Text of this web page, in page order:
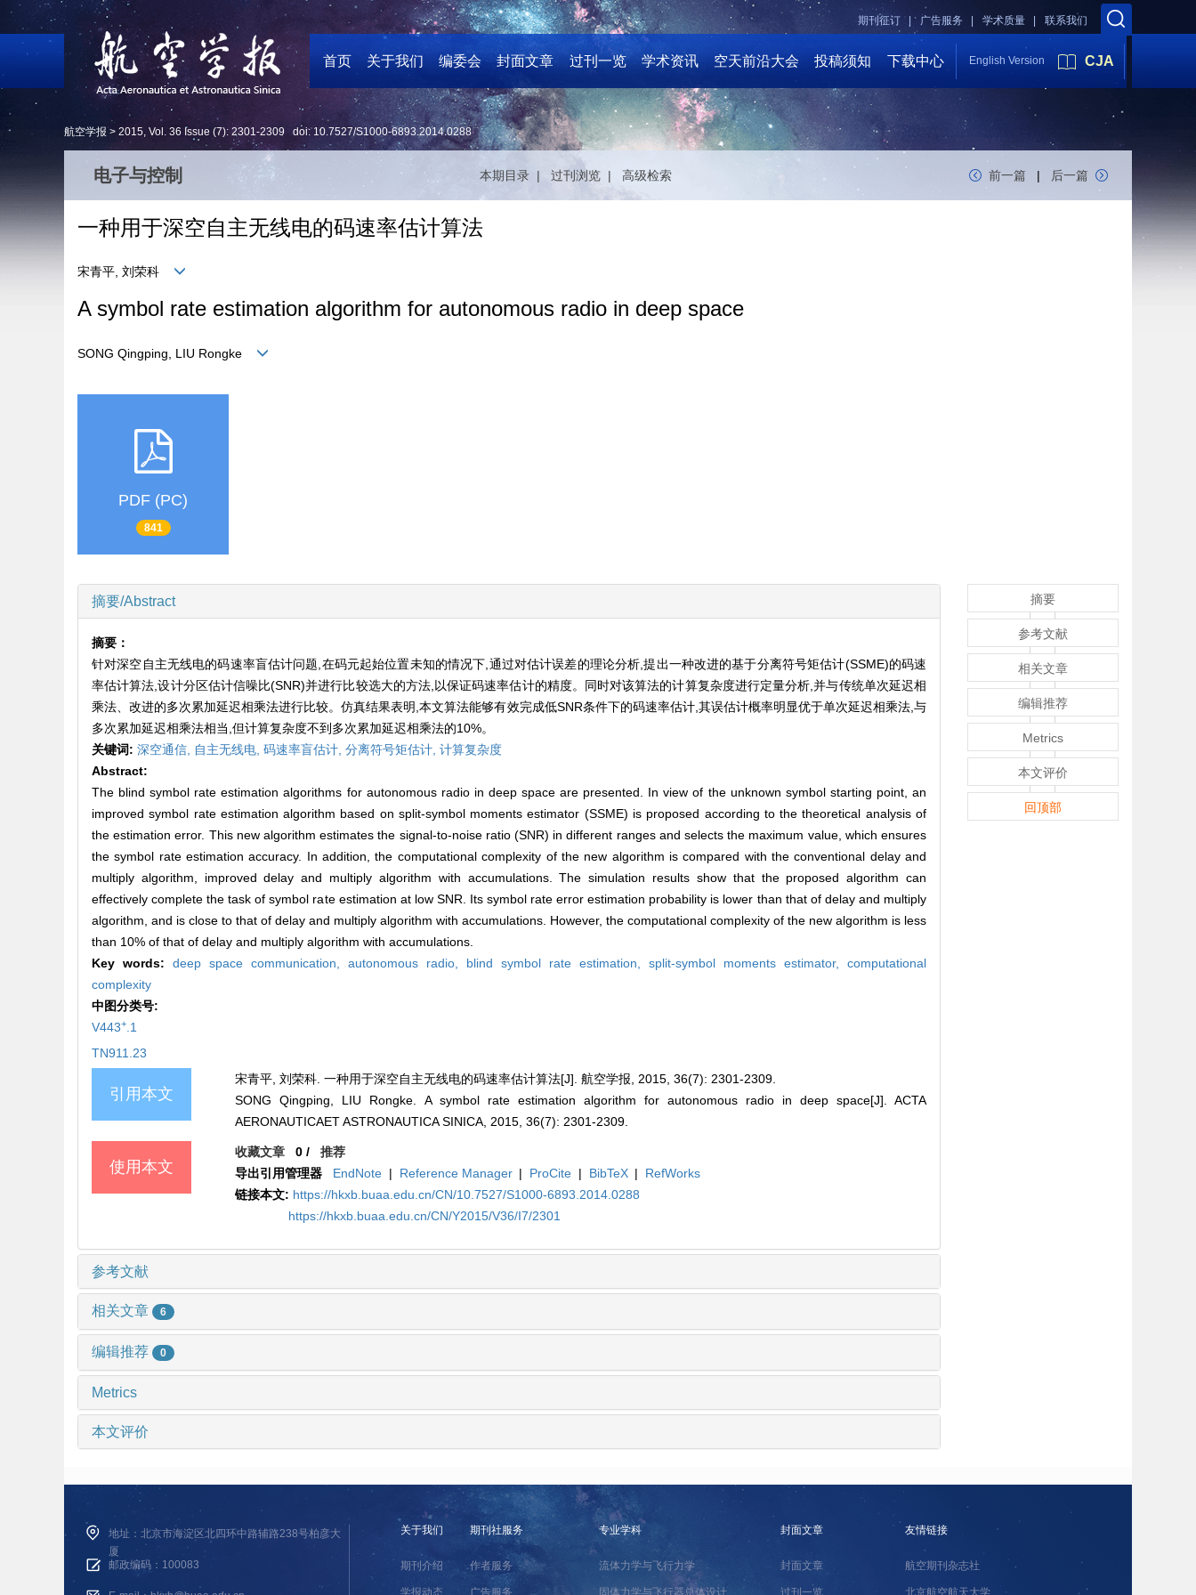
联系我们
学术质量 |
广告服务 |
期刊征订 |
首页 关于我们 编委会 封面文章 过刊一览 学术资讯 空天前沿大会 投稿须知 下载中心 English Version CJA
航空学报 > 2015, Vol. 36 Issue (7): 2301-2309 doi:10.7527/S1000-6893.2014.0288
电子与控制 本期目录 | 过刊浏览 | 高级检索 前一篇 | 后一篇
一种用于深空自主无线电的码速率估计算法
宋青平, 刘荣科
A symbol rate estimation algorithm for autonomous radio in deep space
SONG Qingping, LIU Rongke
PDF (PC)
841
摘要/Abstract
摘要：
针对深空自主无线电的码速率盲估计问题,在码元起始位置未知的情况下,通过对估计误差的理论分析,提出一种改进的基于分离符号矩估计(SSME)的码速
率估计算法,设计分区估计信噪比(SNR)并进行比较选大的方法,以保证码速率估计的精度。同时对该算法的计算复杂度进行定量分析,并与传统单次延迟相
乘法、改进的多次累加延迟相乘法进行比较。仿真结果表明,本文算法能够有效完成低SNR条件下的码速率估计,其误估计概率明显优于单次延迟相乘法,与
多次累加延迟相乘法相当,但计算复杂度不到多次累加延迟相乘法的10%。
关键词: 深空通信, 自主无线电, 码速率盲估计, 分离符号矩估计, 计算复杂度
Abstract:
The blind symbol rate estimation algorithms for autonomous radio in deep space are presented. In view of the unknown symbol starting point, an
improved symbol rate estimation algorithm based on split-symbol moments estimator (SSME) is proposed according to the theoretical analysis of
the estimation error. This new algorithm estimates the signal-to-noise ratio (SNR) in different ranges and selects the maximum value, which ensures
the symbol rate estimation accuracy. In addition, the computational complexity of the new algorithm is compared with the conventional delay and
multiply algorithm, improved delay and multiply algorithm with accumulations. The simulation results show that the proposed algorithm can
effectively complete the task of symbol rate estimation at low SNR. Its symbol rate error estimation probability is lower than that of delay and multiply
algorithm, and is close to that of delay and multiply algorithm with accumulations. However, the computational complexity of the new algorithm is less
than 10% of that of delay and multiply algorithm with accumulations.
Key words: deep space communication, autonomous radio, blind symbol rate estimation, split-symbol moments estimator, computational
complexity
中图分类号:
V443+.1
TN911.23
引用本文
宋青平, 刘荣科. 一种用于深空自主无线电的码速率估计算法[J]. 航空学报, 2015, 36(7): 2301-2309.
SONG Qingping, LIU Rongke. A symbol rate estimation algorithm for autonomous radio in deep space[J]. ACTA
AERONAUTICAET ASTRONAUTICA SINICA, 2015, 36(7): 2301-2309.
使用本文
收藏文章 0 /推荐
导出引用管理器
EndNote | Reference Manager | ProCite | BibTeX |
RefWorks
链接本文: https://hkxb.buaa.edu.cn/CN/10.7527/S1000-6893.2014.0288
https://hkxb.buaa.edu.cn/CN/Y2015/V36/I7/2301
参考文献
相关文章 6
编辑推荐 0
Metrics
本文评价
摘要
参考文献
相关文章
编辑推荐
Metrics
本文评价
回顶部
地址：北京市海淀区北四环中路辅路238号柏彦大
厦
邮政编码：100083
关于我们
期刊介绍
学报动态
期刊社服务
作者服务
广告服务
专业学科
流体力学与飞行力学
固体力学与飞行器总体设计
封面文章
封面文章
过刊一览
友情链接
航空期刊杂志社
北京航空航天大学